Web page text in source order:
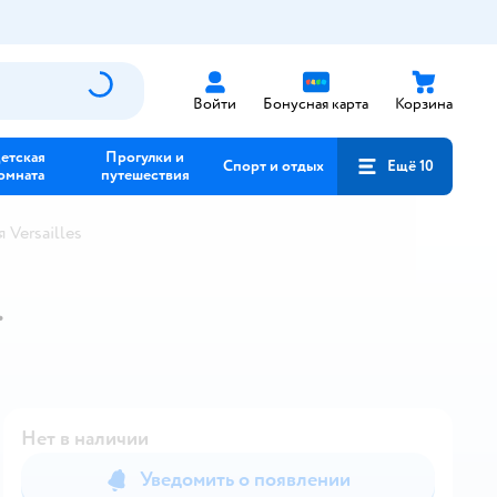
Войти Бонусная карта Корзина
Прогулки и
путешествия
Спорт и отдых Ещё 10
Versailles
Нет в наличии
Уведомить о появлении